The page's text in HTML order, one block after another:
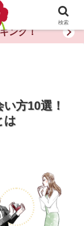
情報サイト
ング！
方10選！
は
検索